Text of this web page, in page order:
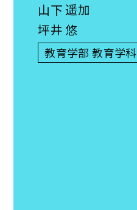
山下 遥加
坪井 悠
教育学部 教育学科